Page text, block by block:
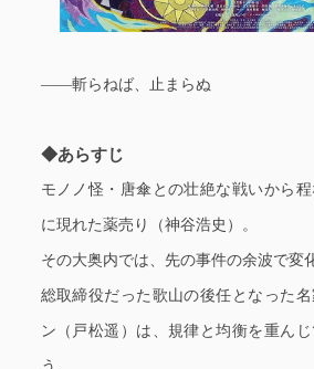
――斬らねば、止まらぬ
◆あらすじ
モノノ怪・唐傘との壮絶な戦いから
に現れた薬売り（神谷浩史）。
その大奥内では、先の事件の余波で変
総取締役だった歌山の後任となった
ン（戸松遥）は、規律と均衡を重ん